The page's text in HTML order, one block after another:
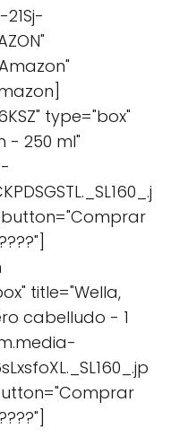
type="box"
- 250 ml"
title="Wella,
cabelludo - 1